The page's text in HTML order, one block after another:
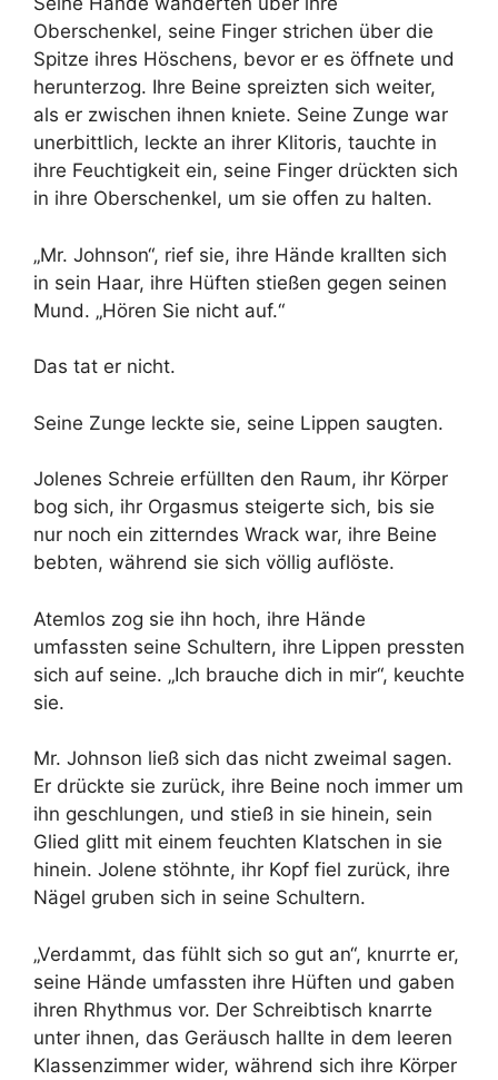
Oberschenkel, seine Finger strichen über die
Spitze ihres Höschens, bevor er es öffnete und
herunterzog. Ihre Beine spreizten sich weiter,
als er zwischen ihnen kniete. Seine Zunge war
unerbittlich, leckte an ihrer Klitoris, tauchte in
ihre Feuchtigkeit ein, seine Finger drückten sich
in ihre Oberschenkel, um sie offen zu halten.
„Mr. Johnson“, rief sie, ihre Hände krallten sich
in sein Haar, ihre Hüften stießen gegen seinen
Mund. „Hören Sie nicht auf.“
Das tat er nicht.
Seine Zunge leckte sie, seine Lippen saugten.
Jolenes Schreie erfüllten den Raum, ihr Körper
bog sich, ihr Orgasmus steigerte sich, bis sie
nur noch ein zitterndes Wrack war, ihre Beine
bebten, während sie sich völlig auflöste.
Atemlos zog sie ihn hoch, ihre Hände
umfassten seine Schultern, ihre Lippen pressten
sich auf seine. „Ich brauche dich in mir“, keuchte
sie.
Mr. Johnson ließ sich das nicht zweimal sagen.
Er drückte sie zurück, ihre Beine noch immer um
ihn geschlungen, und stieß in sie hinein, sein
Glied glitt mit einem feuchten Klatschen in sie
hinein. Jolene stöhnte, ihr Kopf fiel zurück, ihre
Nägel gruben sich in seine Schultern.
„Verdammt, das fühlt sich so gut an“, knurrte er,
seine Hände umfassten ihre Hüften und gaben
ihren Rhythmus vor. Der Schreibtisch knarrte
unter ihnen, das Geräusch hallte in dem leeren
Klassenzimmer wider, während sich ihre Körper